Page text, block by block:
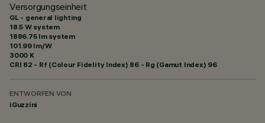
Versorgungseinheit
GL - general lighting
18.5 W system
1886.75 lm system
101.99 lm/W
3000 K
CRI 82 - Rf (Colour Fidelity Index) 86 - Rg (Gamut Index) 96
ENTWORFEN VON
iGuzzini